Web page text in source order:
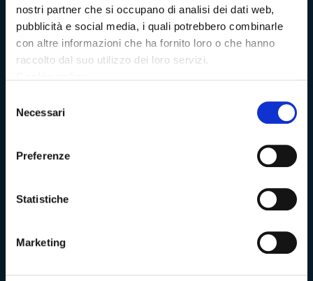
nostri partner che si occupano di analisi dei dati web,
pubblicità e social media, i quali potrebbero combinarle
con altre informazioni che ha fornito loro o che hanno
raccolto dal suo utilizzo dei loro servizi.
delNecessari
Preferenze
Statistiche
Marketing
Trasparenza e Accessibilità
Amministrazione Trasparente
Problemi di accessibilità
Dichiarazione di accessibilità